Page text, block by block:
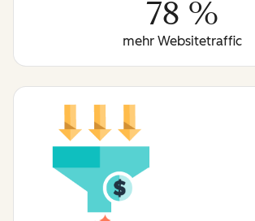
78 %
mehr Websitetraffic